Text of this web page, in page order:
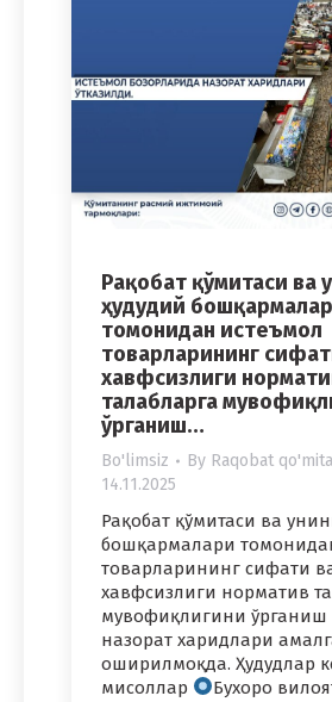
Рақобат қўмитаси ва
ҳудудий
томонидан истеъмол
товарларининг
хавфсизлиги
талабларга
ўрганиш…
Bo'limsiz By Raqobat
14.11.2025
Рақобат қўмитаси ва
бошқармалари
товарларининг сифати
хавфсизлиги норматив
мувофиқлигини ўрганиш
назорат харидлари
оширилмоқда. Ҳудудлар
мисоллар
Бухоро